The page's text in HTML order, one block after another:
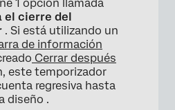
1 opción llamada
el cierre del
. Si está utilizando un
de información
Cerrar después
este temporizador
regresiva hasta
diseño .